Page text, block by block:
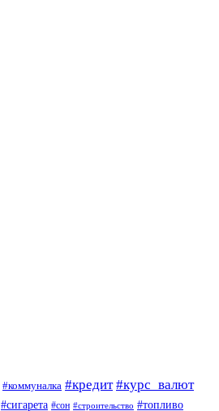
#коммуналка #кредит #курс_валют
#сигарета #сон #строительство #топливо